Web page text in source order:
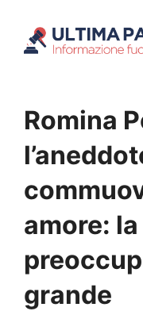
Romina
amore: la
grande